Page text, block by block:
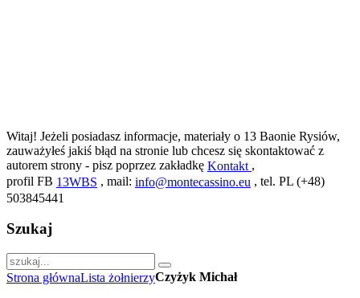
Witaj! Jeżeli posiadasz informacje, materiały o 13 Baonie Rysiów,
zauważyłeś jakiś błąd na stronie lub chcesz się skontaktować z
autorem strony - pisz poprzez zakładkę Kontakt ,
profil FB 13WBS , mail: info@montecassino.eu , tel. PL (+48)
503845441
Szukaj
Strona głównaLista żołnierzyCzyżyk Michał